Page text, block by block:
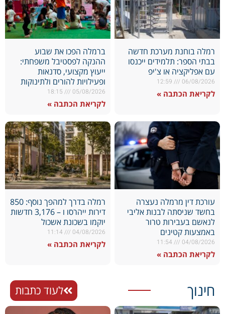
רמלה בוחנת מערכת חדשה
בבתי הספר: תלמידים ייכנסו
עם אפליקציה או צ'יפ
06/08/2026
לקריאת הכתבה »
ברמלה הפכו את שבוע
ההנקה לפסטיבל משפחתי:
ייעוץ מקצועי, סדנאות
ופעילויות להורים ולתינוקות
05/08/2026
לקריאת הכתבה »
עורכת דין מרמלה נעצרה
בחשד שניסתה לבנות אליבי
לנאשם בעבירות טרור
באמצעות קטינים
04/08/2026
לקריאת הכתבה »
רמלה בדרך למהפך נוסף: 850
דירות ייהרסו ו – 3,176 חדשות
יוקמו בשכונת אשכול
04/08/2026
לקריאת הכתבה »
חינוך לעוד כתבות